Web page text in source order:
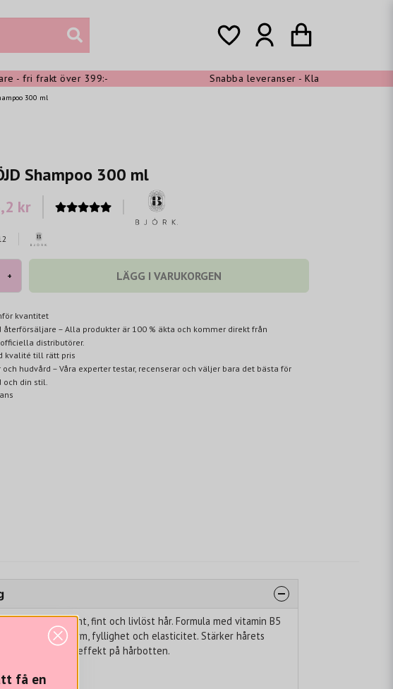
fri frakt över 399:- Snabba leveranser - Klarna shoppa nu,
300 ml
Shampoo 300 ml
kr
+ LÄGG I VARUKORGEN
kvantitet
återförsäljare – Alla produkter är 100 % äkta och kommer direkt från
distributörer.
kvalité till rätt pris
och hudvård – Våra experter testar, recenserar och väljer bara det bästa för
och din stil.
schampo för tunt, fint och livlöst hår. Formula med vitamin B5
som ger volym, fyllighet och elasticitet. Stärker hårets
har en lugnande effekt på hårbotten.
schampo
få en